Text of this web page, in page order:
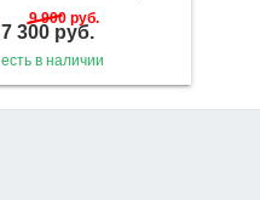
9 900 руб.
7 300 руб.
есть в наличии